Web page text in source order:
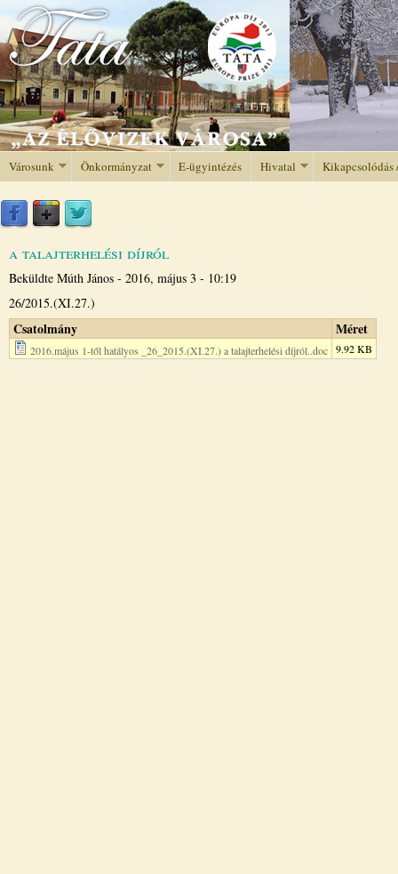
Jump to navigation
Városunk Önkormányzat E-ügyintézés Hivatal Kikapcsolódás
a talajterhelési díjról
Beküldte Múth János - 2016, május 3 - 10:19
26/2015.(XI.27.)
Csatolmány Méret
2016.május 1-től hatályos _26_2015.(XI.27.) a talajterhelési díjról..doc 9.92 KB